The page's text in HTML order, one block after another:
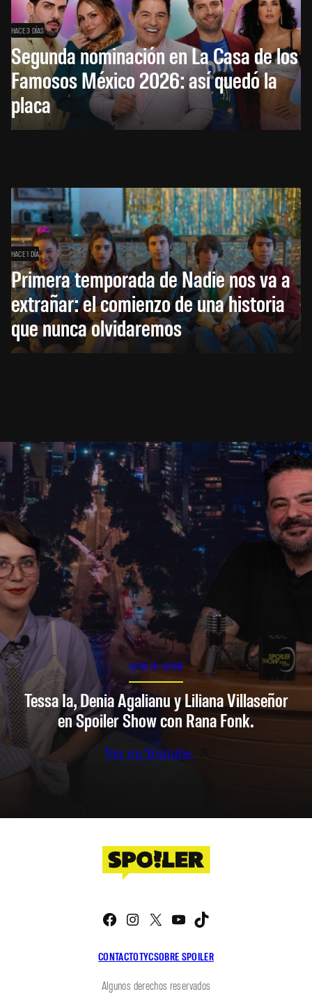
HACE 3 DÍAS
Segunda nominación en La Casa de los
Famosos México 2026: así quedó la
placa
HACE 1 DÍA
Primera temporada de Nadie nos va a
extrañar: el comienzo de una historia
que nunca olvidaremos
SPOILER SHOW
Tessa Ia, Denia Agalianu y Liliana Villaseñor
en Spoiler Show con Rana Fonk.
Ver en Youtube
CONTACTOTYCSOBRE SPOILER
Facebook
Instagram
X YouTube
Algunos derechos reservados